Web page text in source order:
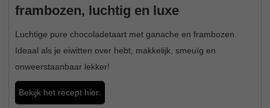
frambozen, luchtig en luxe
Luchtige pure chocoladetaart met ganache en frambozen.
Ideaal als je eiwitten over hebt, makkelijk, smeuïg en
onweerstaanbaar lekker!
Bekijk het recept hier: